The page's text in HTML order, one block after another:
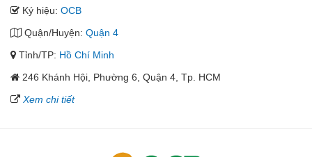
Ký hiệu: OCB
Quận/Huyện: Quận 4
Tỉnh/TP: Hồ Chí Minh
246 Khánh Hội, Phường 6, Quận 4, Tp. HCM
Xem chi tiết